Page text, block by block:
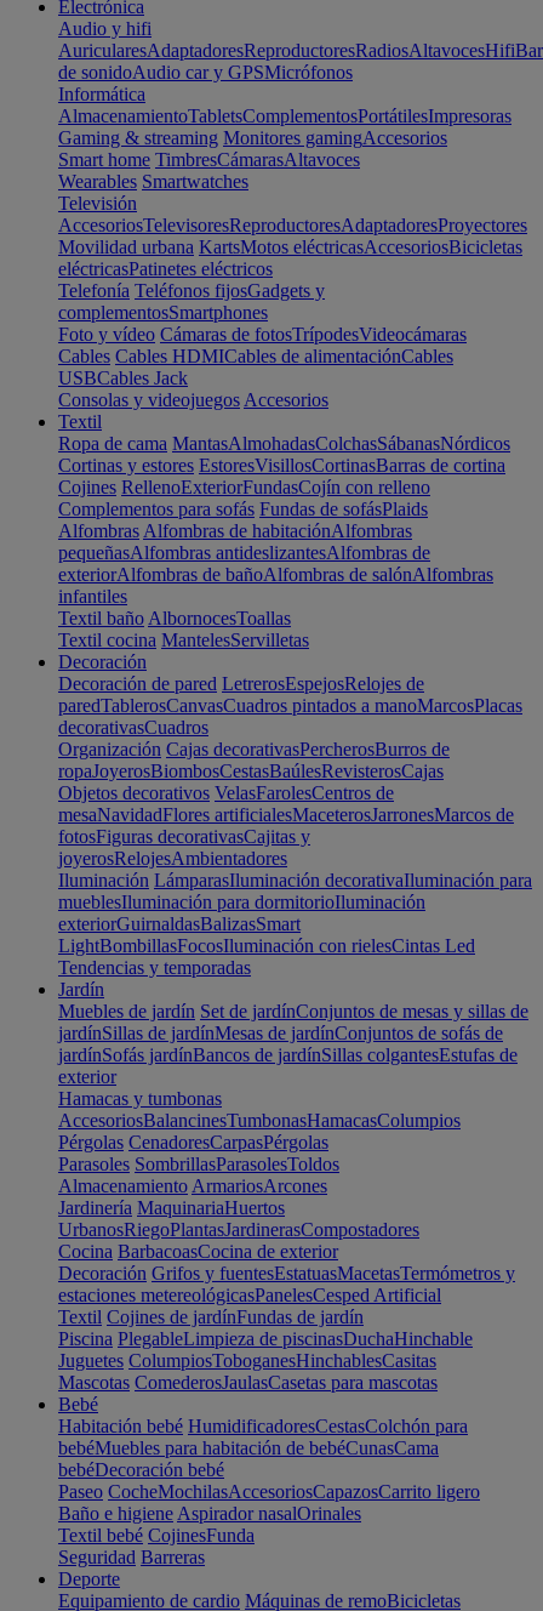
Electrónica
Audio y hifi
AuricularesAdaptadoresReproductoresRadiosAltavocesHifi
de sonidoAudio car y GPSMicrófonos
Informática
AlmacenamientoTabletsComplementosPortátilesImpresoras
Gaming & streaming Monitores gamingAccesorios
Smart home TimbresCámarasAltavoces
Wearables Smartwatches
Televisión
AccesoriosTelevisoresReproductoresAdaptadoresProyectores
Movilidad urbana KartsMotos eléctricasAccesoriosBicicletas
eléctricasPatinetes eléctricos
Telefonía Teléfonos fijosGadgets y
complementosSmartphones
Foto y vídeo Cámaras de fotosTrípodesVideocámaras
Cables Cables HDMICables de alimentaciónCables
USBCables Jack
Consolas y videojuegos Accesorios
Textil
Ropa de cama MantasAlmohadasColchasSábanasNórdicos
Cortinas y estores EstoresVisillosCortinasBarras de cortina
Cojines RellenoExteriorFundasCojín con relleno
Complementos para sofás Fundas de sofásPlaids
Alfombras Alfombras de habitaciónAlfombras
pequeñasAlfombras antideslizantesAlfombras de
exteriorAlfombras de bañoAlfombras de salónAlfombras
infantiles
Textil baño AlbornocesToallas
Textil cocina MantelesServilletas
Decoración
Decoración de pared LetrerosEspejosRelojes de
paredTablerosCanvasCuadros pintados a manoMarcosPlacas
decorativasCuadros
Organización Cajas decorativasPercherosBurros de
ropaJoyerosBiombosCestasBaúlesRevisterosCajas
Objetos decorativos VelasFarolesCentros de
mesaNavidadFlores artificialesMaceterosJarronesMarcos de
fotosFiguras decorativasCajitas y
joyerosRelojesAmbientadores
Iluminación LámparasIluminación decorativaIluminación para
mueblesIluminación para dormitorioIluminación
exteriorGuirnaldasBalizasSmart
LightBombillasFocosIluminación con rielesCintas Led
Tendencias y temporadas
Jardín
Muebles de jardín Set de jardínConjuntos de mesas y sillas de
jardínSillas de jardínMesas de jardínConjuntos de sofás de
jardínSofás jardínBancos de jardínSillas colgantesEstufas de
exterior
Hamacas y tumbonas
AccesoriosBalancinesTumbonasHamacasColumpios
Pérgolas CenadoresCarpasPérgolas
Parasoles SombrillasParasolesToldos
Almacenamiento ArmariosArcones
Jardinería MaquinariaHuertos
UrbanosRiegoPlantasJardinerasCompostadores
Cocina BarbacoasCocina de exterior
Decoración Grifos y fuentesEstatuasMacetasTermómetros y
estaciones metereológicasPanelesCesped Artificial
Textil Cojines de jardínFundas de jardín
Piscina PlegableLimpieza de piscinasDuchaHinchable
Juguetes ColumpiosToboganesHinchablesCasitas
Mascotas ComederosJaulasCasetas para mascotas
Bebé
Habitación bebé HumidificadoresCestasColchón para
bebéMuebles para habitación de bebéCunasCama
bebéDecoración bebé
Paseo CocheMochilasAccesoriosCapazosCarrito ligero
Baño e higiene Aspirador nasalOrinales
Textil bebé CojinesFunda
Seguridad Barreras
Deporte
Equipamiento de cardio Máquinas de remoBicicletas